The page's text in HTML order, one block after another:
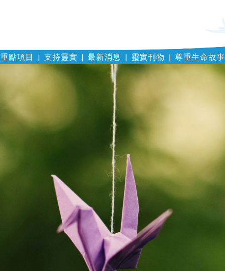
重點項目 支持靈實 最新消息 靈實刊物 尊重生命故事